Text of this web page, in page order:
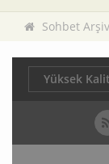
Sohbet
Yüksek